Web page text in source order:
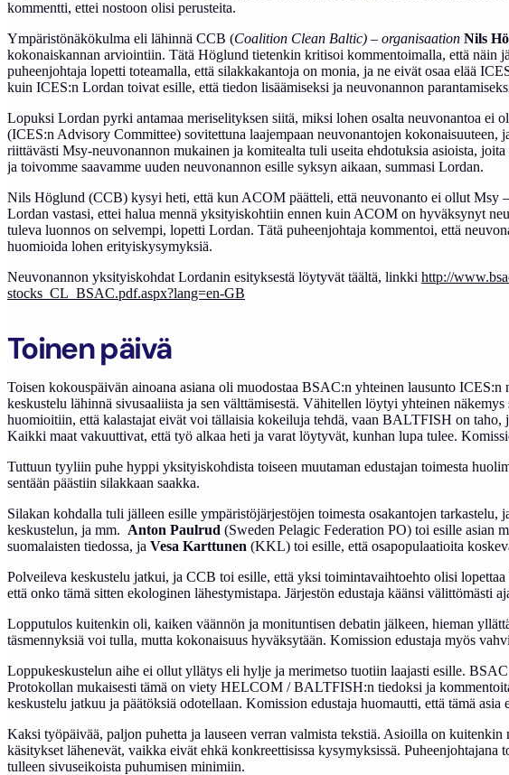
kommentti, ettei nostoon olisi perusteita.
Ympäristönäkökulma eli lähinnä CCB (Coalition Clean Baltic) – organisaation Nils
kokonaiskannan arviointiin. Tätä Höglund tietenkin kritisoi kommentoimalla, että näin
puheenjohtaja lopetti toteamalla, että silakkakantoja on monia, ja ne eivät osaa elää
kuin ICES:n Lordan toivat esille, että tiedon lisäämiseksi ja neuvonannon
Lopuksi Lordan pyrki antamaa meriselityksen siitä, miksi lohen osalta neuvonantoa
(ICES:n Advisory Committee) sovitettuna laajempaan neuvonantojen
riittävästi Msy-neuvonannon mukainen ja komitealta tuli useita ehdotuksia asioista,
ja toivomme saavamme uuden neuvonannon esille syksyn aikaan, summasi Lordan.
Nils Höglund (CCB) kysyi heti, että kun ACOM päätteli, että neuvonanto ei ollut Msy
Lordan vastasi, ettei halua mennä yksityiskohtiin ennen kuin ACOM on hyväksynyt
tuleva luonnos on selvempi, lopetti Lordan. Tätä puheenjohtaja kommentoi, että
huomioida lohen erityiskysymyksiä.
Neuvonannon yksityiskohdat Lordanin esityksestä löytyvät täältä, linkki http://
stocks_CL_BSAC.pdf.aspx?lang=en-GB
Toinen päivä
Toisen kokouspäivän ainoana asiana oli muodostaa BSAC:n yhteinen lausunto
keskustelu lähinnä sivusaaliista ja sen välttämisestä. Vähitellen löytyi yhteinen
huomioitiin, että kalastajat eivät voi tällaisia kokeiluja tehdä, vaan BALTFISH on
Kaikki maat vakuuttivat, että työ alkaa heti ja varat löytyvät, kunhan lupa tulee.
Tuttuun tyyliin puhe hyppi yksityiskohdista toiseen muutaman edustajan toimesta
sentään päästiin silakkaan saakka.
Silakan kohdalla tuli jälleen esille ympäristöjärjestöjen toimesta osakantojen
keskustelun, ja mm. Anton Paulrud (Sweden Pelagic Federation PO) toi esille asian
suomalaisten tiedossa, ja Vesa Karttunen (KKL) toi esille, että osapopulaatioita
Polveileva keskustelu jatkui, ja CCB toi esille, että yksi toimintavaihtoehto olisi
että onko tämä sitten ekologinen lähestymistapa. Järjestön edustaja käänsi välittömästi
Lopputulos kuitenkin oli, kaiken väännön ja monituntisen debatin jälkeen, hieman
täsmennyksiä voi tulla, mutta kokonaisuus hyväksytään. Komission edustaja myös
Loppukeskustelun aihe ei ollut yllätys eli hylje ja merimetso tuotiin laajasti esille.
Protokollan mukaisesti tämä on viety HELCOM / BALTFISH:n tiedoksi ja
keskustelu jatkuu ja päätöksiä odotellaan. Komission edustaja huomautti, että tämä
Kaksi työpäivää, paljon puhetta ja lauseen verran valmista tekstiä. Asioilla on
käsitykset lähenevät, vaikka eivät ehkä konkreettisissa kysymyksissä.
tulleen sivuseikoista puhumisen minimiin.